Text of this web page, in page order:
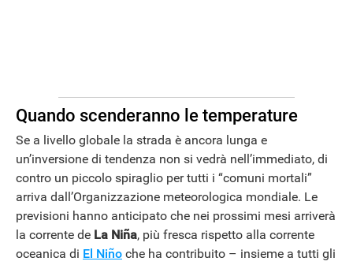
Quando scenderanno le temperature
Se a livello globale la strada è ancora lunga e
un’inversione di tendenza non si vedrà nell’immediato, di
contro un piccolo spiraglio per tutti i “comuni mortali”
arriva dall’Organizzazione meteorologica mondiale. Le
previsioni hanno anticipato che nei prossimi mesi arriverà
la corrente de La Niña, più fresca rispetto alla corrente
oceanica di El Niño che ha contribuito – insieme a tutti gli